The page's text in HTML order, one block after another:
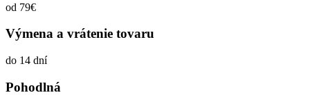
od 79€
Výmena a vrátenie tovaru
do 14 dní
Pohodlná